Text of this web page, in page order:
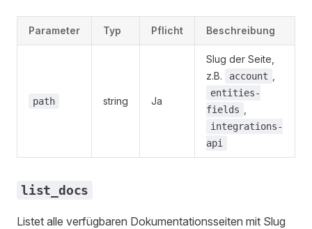
Parameter Typ Pflicht Beschreibung
path string Ja
Slug der Seite,
z.B.
account
entities-
fields
integrations-
api
list_docs
Listet alle verfügbaren Dokumentationsseiten mit Slug